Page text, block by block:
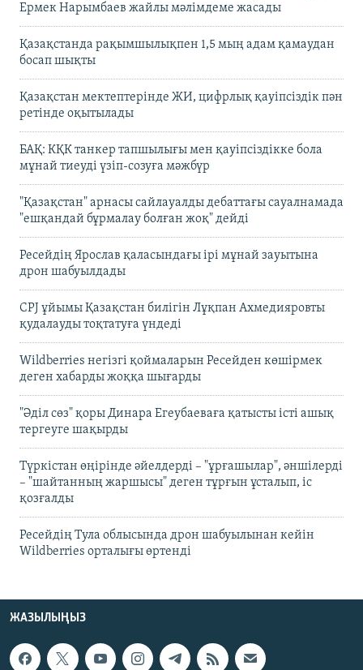
Ермек Нарымбаев жайлы мәлімдеме жасады
Қазақстанда рақымшылықпен 1,5 мың адам қамаудан
босап шықты
Қазақстан мектептерінде ЖИ, цифрлық қауіпсіздік пән
ретінде оқытылады
БАҚ: КҚК танкер тапшылығы мен қауіпсіздікке бола
мұнай тиеуді үзіп-созуға мәжбүр
"Қазақстан" арнасы сайлауалды дебаттағы сауалнамада
"ешқандай бұрмалау болған жоқ" дейді
Ресейдің Ярослав қаласындағы ірі мұнай зауытына
дрон шабуылдады
CPJ ұйымы Қазақстан билігін Лұқпан Ахмедияровты
қудалауды тоқтатуға үндеді
Wildberries негізгі қоймаларын Ресейден көшірмек
деген хабарды жоққа шығарды
"Әділ сөз" қоры Динара Егеубаеваға қатысты істі ашық
тергеуге шақырды
Түркістан өңірінде әйелдерді – "ұрғашылар", әншілерді
– "шайтанның жаршысы" деген тұрғын ұсталып, іс
қозғалды
Ресейдің Тула облысында дрон шабуылынан кейін
Wildberries орталығы өртенді
ЖАЗЫЛЫҢЫЗ